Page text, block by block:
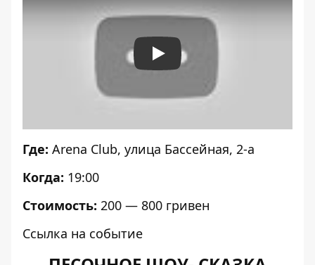
Play
Где: Arena Club, улица Бассейная, 2-а
Когда: 19:00
Стоимость: 200 — 800 гривен
Ссылка на событие